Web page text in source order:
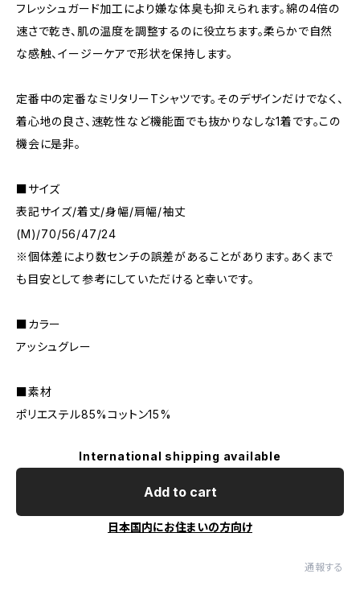
フレッシュガード加工により嫌な体臭も抑えられます。綿の4倍の
速さで乾き、肌の温度を調整するのに役立ちます。柔らかで自然
な感触、イージーケアで形状を保持します。
定番中の定番なミリタリーTシャツです。そのデザインだけでなく、
着心地の良さ、速乾性など機能面でも抜かりなしな1着です。この
機会に是非。
■サイズ
表記サイズ/着丈/身幅/肩幅/袖丈
(M)/70/56/47/24
※個体差により数センチの誤差があることがあります。あくまで
も目安として参考にしていただけると幸いです。
■カラー
アッシュグレー
■素材
ポリエステル85%コットン15%
International shipping available
Add to cart
日本国内にお住まいの方向け
通報する